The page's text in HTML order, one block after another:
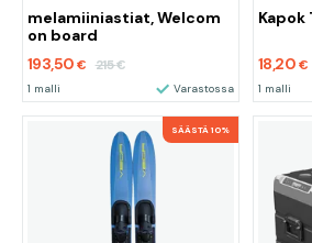
melamiiniastiat, Welcom
on board
193,50€ 215€
1 malli Varastossa
Kapok
18,20 €
1 malli
SÄÄSTÄ 10%